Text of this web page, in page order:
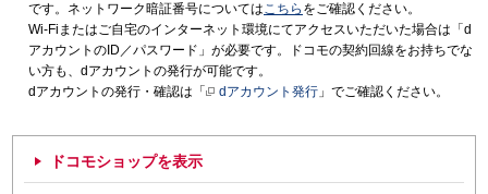
です。ネットワーク暗証番号についてはこちら をご確認ください。
Wi-Fiまたはご自宅のインターネット環境にてアクセスいただいた場合は「d
アカウントのID／パスワード」が必要です。ドコモの契約回線をお持ちでな
い方も、dアカウントの発行が可能です。
dアカウントの発行・確認は「
dアカウント発行 」でご確認ください。
ドコモショップを表示